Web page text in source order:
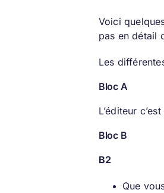
Voici
pas en détail
Les
Bloc A
L’éditeur
Bloc B
B2
Que